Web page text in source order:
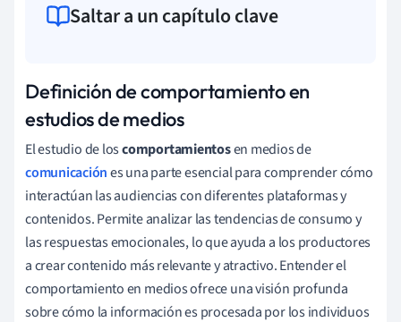
Saltar a un capítulo clave
Definición de comportamiento en
estudios de medios
El estudio de loscomportamientosen medios de
comunicaciónes una parte esencial para comprender cómo
interactúan las audiencias con diferentes plataformas y
contenidos. Permite analizar las tendencias de consumo y
las respuestas emocionales, lo que ayuda a los productores
a crear contenido más relevante y atractivo. Entender el
comportamiento en medios ofrece una visión profunda
sobre cómo la información es procesada por los individuos